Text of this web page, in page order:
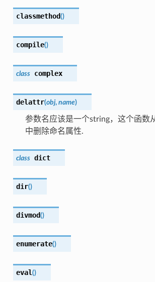
classmethod()
compile()
class complex
delattr(obj, name)
参数名应该是一个string，这个函数
中删除命名属性.
class dict
dir()
divmod()
enumerate()
eval()